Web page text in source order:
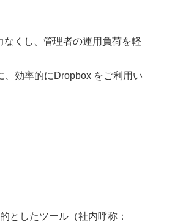
なくし、管理者の運用負荷を軽
効率的にDropbox をご利用い
としたツール（社内呼称：